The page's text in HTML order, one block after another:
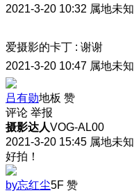
2021-3-20 10:32 属地未知
爱摄影的卡丁 : 谢谢
2021-3-20 10:47 属地未知
吕有勋地板 赞
评论 举报
摄影达人VOG-AL00
2021-3-20 15:45 属地未知
好拍！
by忘红尘5F 赞